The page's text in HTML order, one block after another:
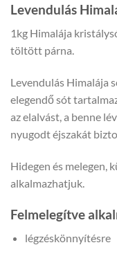
Levendulás
1kg Himalája
töltött párna.
Levendulás Himalája
elegendő sót
az elalvást, a benne
nyugodt éjszakát
Hidegen és melegen,
alkalmazhatjuk.
Felmelegítve
légzéskönnyítésre